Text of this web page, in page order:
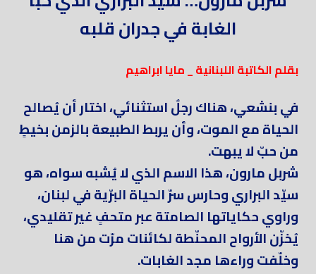
الغابة في جدران قلبه
بقلم الكاتبة اللبنانية _ مايا ابراهيم
في بنشعي، هناك رجلٌ استثنائي، اختار أن يُصالح
الحياة مع الموت، وأن يربط الطبيعة بالزمن بخيطٍ
من حبّ لا يبهت.
شربل مارون، هذا الاسم الذي لا يُشبه سواه، هو
سيّد البراري وحارس سرّ الحياة البرّية في لبنان،
وراوي حكاياتها الصامتة عبر متحفٍ غير تقليدي،
يُخزّن الأرواح المحنّطة لكائنات مرّت من هنا
وخلّفت وراءها مجد الغابات.